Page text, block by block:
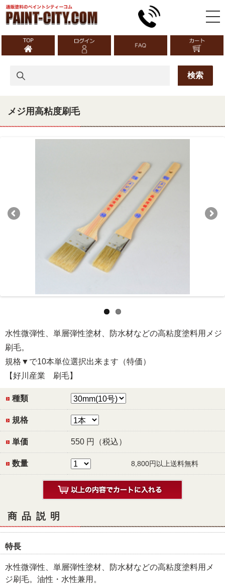
メジ用高粘度刷毛
水性微弾性、単層弾性塗材、防水材などの高粘度塗料用メジ
刷毛。
規格▼で10本単位選択出来ます（特価）
【好川産業 刷毛】
種類
規格
単価 550 円（税込）
数量 8,800円以上送料無料
商品説明
特長
水性微弾性、単層弾性塗材、防水材などの高粘度塗料用メ
ジ刷毛。油性・水性兼用。